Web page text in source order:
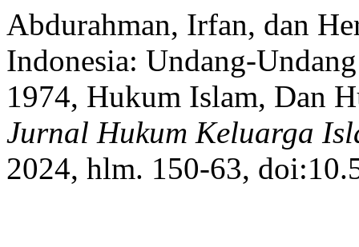
Abdurahman, Irfan, dan
Indonesia: Undang-
1974, Hukum Islam, Dan
Jurnal Hukum Keluarga
2024, hlm. 150-63,